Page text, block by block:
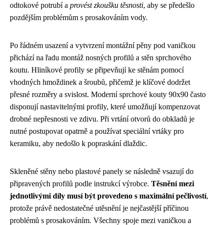
odtokové potrubí a provést zkoušku těsnosti, aby se předešlo
pozdějším problémům s prosakováním vody.
Po řádném usazení a vytvrzení montážní pěny pod vaničkou
přichází na řadu montáž nosných profilů a stěn sprchového
koutu. Hliníkové profily se připevňují ke stěnám pomocí
vhodných hmoždinek a šroubů, přičemž je klíčové dodržet
přesné rozměry a svislost. Moderní sprchové kouty 90x90 často
disponují nastavitelnými profily, které umožňují kompenzovat
drobné nepřesnosti ve zdivu. Při vrtání otvorů do obkladů je
nutné postupovat opatrně a používat speciální vrtáky pro
keramiku, aby nedošlo k popraskání dlaždic.
Skleněné stěny nebo plastové panely se následně vsazují do
připravených profilů podle instrukcí výrobce. Těsnění mezi
jednotlivými díly musí být provedeno s maximální pečlivostí,
protože právě nedostatečné utěsnění je nejčastější příčinou
problémů s prosakováním. Všechny spoje mezi vaničkou a